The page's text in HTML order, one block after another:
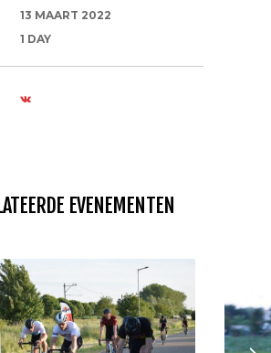
13 MAART 2022
1 DAY
EVENEMENTEN